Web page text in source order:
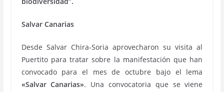
Salvar Canarias
Desde Salvar Chira-Soria aprovecharon su visita al
Puertito para tratar sobre la manifestación que han
convocado para el mes de octubre bajo el lema
«Salvar Canarias». Una convocatoria que se viene